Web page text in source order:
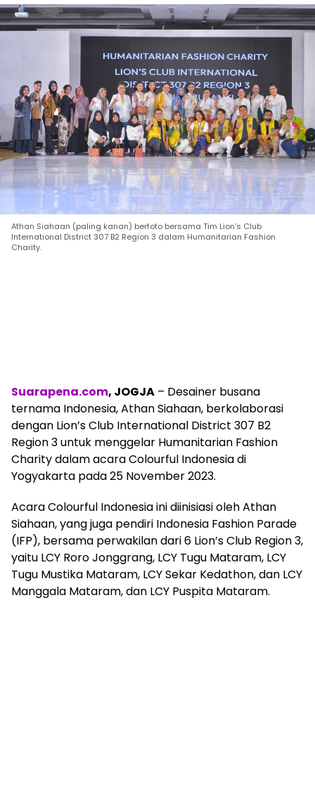
Athan Siahaan (paling kanan) berfoto bersama Tim Lion’s Club
International District 307 B2 Region 3 dalam Humanitarian Fashion
Charity.
Suarapena.com, JOGJA – Desainer busana
ternama Indonesia, Athan Siahaan, berkolaborasi
dengan Lion’s Club International District 307 B2
Region 3 untuk menggelar Humanitarian Fashion
Charity dalam acara Colourful Indonesia di
Yogyakarta pada 25 November 2023.
Acara Colourful Indonesia ini diinisiasi oleh Athan
Siahaan, yang juga pendiri Indonesia Fashion Parade
(IFP), bersama perwakilan dari 6 Lion’s Club Region 3,
yaitu LCY Roro Jonggrang, LCY Tugu Mataram, LCY
Tugu Mustika Mataram, LCY Sekar Kedathon, dan LCY
Manggala Mataram, dan LCY Puspita Mataram.